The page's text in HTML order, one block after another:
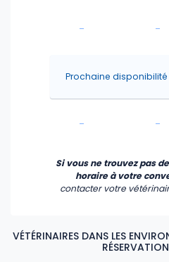
-
-
-
-
Prochaine disponibilité
Si vous ne trouvez pas
horaire à votre
contacter votre
VÉTÉRINAIRES DANS LES